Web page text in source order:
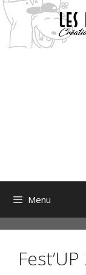
Aller
au
contenu
Menu